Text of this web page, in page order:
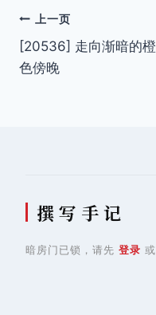
文
章
上一页
[20536] 走向渐暗的橙
色傍晚
撰 写 手 记
暗房门已锁，请先 登录 或